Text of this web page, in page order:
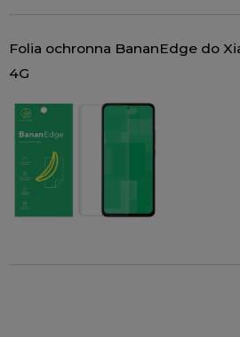
Folia ochronna BananEdge do
4G